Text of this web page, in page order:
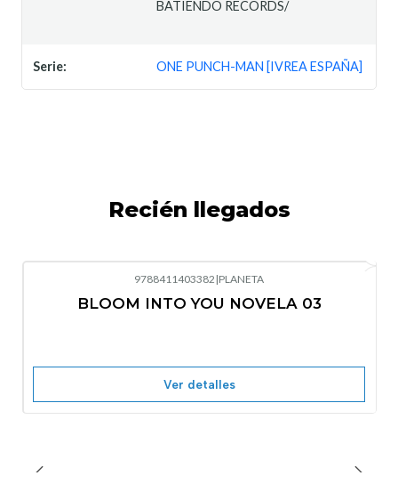
BATIENDO RÉCORDS/
Serie: ONE PUNCH-MAN [IVREA ESPAÑA]
Recién llegados
Nuevo
9788411403382 |PLANETA
BLOOM INTO YOU NOVELA 03
Ver detalles